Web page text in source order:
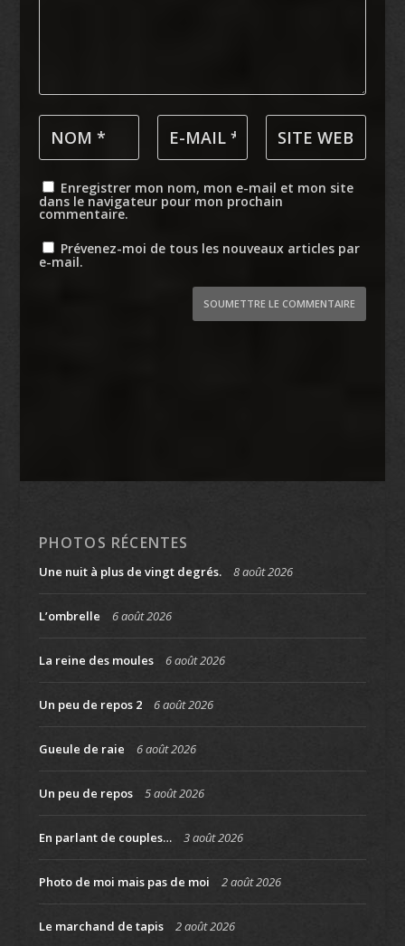
Enregistrer mon nom, mon e-mail et mon site
dans le navigateur pour mon prochain
commentaire.
Prévenez-moi de tous les nouveaux articles par
e-mail.
SOUMETTRE LE COMMENTAIRE
PHOTOS RÉCENTES
Une nuit à plus de vingt degrés. 8 août 2026
L’ombrelle 6 août 2026
La reine des moules 6 août 2026
Un peu de repos 2 6 août 2026
Gueule de raie 6 août 2026
Un peu de repos 5 août 2026
En parlant de couples… 3 août 2026
Photo de moi mais pas de moi 2 août 2026
Le marchand de tapis 2 août 2026